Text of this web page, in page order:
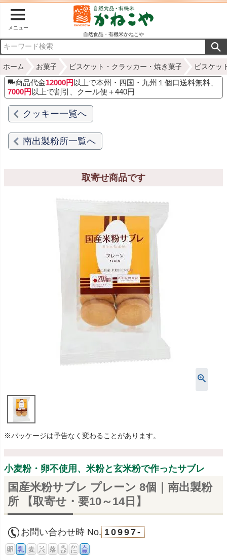
メニュー
自然食品・有機米かねこや
ホーム お菓子 ビスケット・クラッカー・焼き菓子 ビスケッ
商品代金12000円 以上で本州・四国・九州１個口送料無料、
7000円 以上で割引、クール便＋440円
クッキー一覧へ
南出製粉所一覧へ
取寄せ商品です
※パッケージは予告なく変わることがあります。
小麦粉・卵不使用、米粉と玄米粉で作ったサブレ
国産米粉サブレ プレーン 8個｜南出製粉
所 【取寄せ・要10～14日】
お問い合わせ時 No. 10997-